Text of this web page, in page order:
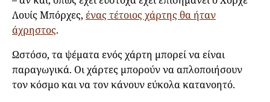
Λουίς Μπόρχες, ένας τέτοιος χάρτης θα ήταν
άχρηστος.
Ωστόσο, τα ψέματα ενός χάρτη μπορεί να είναι
παραγωγικά. Οι χάρτες μπορούν να απλοποιήσουν
τον κόσμο και να τον κάνουν εύκολα κατανοητό.